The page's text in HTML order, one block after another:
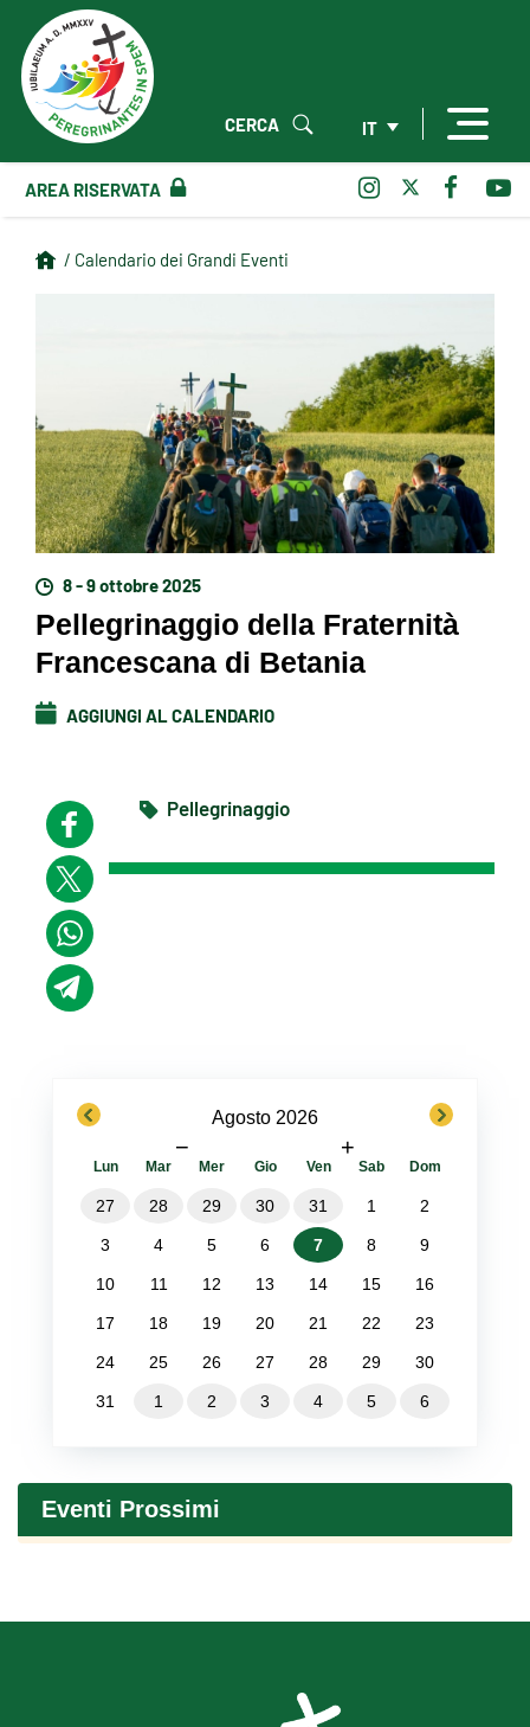
IT
CERCA
AREA RISERVATA
/ Calendario dei Grandi Eventi
8 - 9 ottobre 2025
Pellegrinaggio della Fraternità
Francescana di Betania
AGGIUNGI AL CALENDARIO
Pellegrinaggio
previous Agosto 2026
− +
next
Lun Mar Mer Gio Ven Sab Dom
27 28 29 30 31 1 2
3 4 5 6 7 8 9
10 11 12 13 14 15 16
17 18 19 20 21 22 23
24 25 26 27 28 29 30
31 1 2 3 4 5 6
Eventi Prossimi